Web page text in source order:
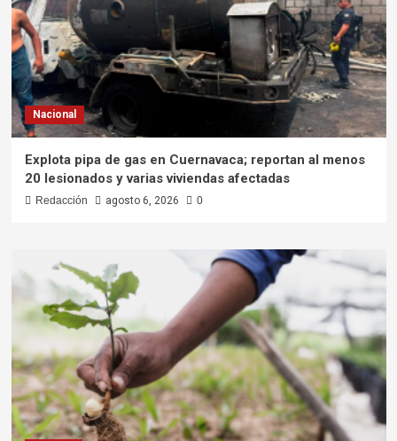
Nacional
Explota pipa de gas en Cuernavaca; reportan al menos
20 lesionados y varias viviendas afectadas
Redacción agosto 6, 2026 0